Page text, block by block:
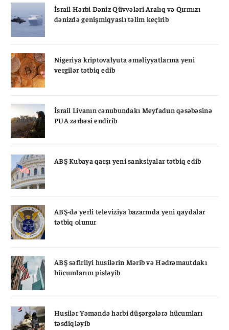
İsrail Hərbi Dəniz Qüvvələri Aralıq və Qırmızı
dənizdə genişmiqyaslı təlim keçirib
Nigeriya kriptovalyuta əməliyyatlarına yeni
vergilər tətbiq edib
İsrail Livanın cənubundakı Meyfadun qəsəbəsinə
PUA zərbəsi endirib
ABŞ Kubaya qarşı yeni sanksiyalar tətbiq edib
ABŞ-də yerli televiziya bazarında yeni qaydalar
tətbiq olunur
ABŞ səfirliyi husilərin Mərib və Hədrəmautdakı
hücumlarını pisləyib
Husilər Yəməndə hərbi düşərgələrə hücumları
təsdiqləyib